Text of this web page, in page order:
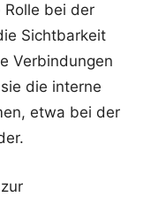
bei der
Sichtbarkeit
Verbindungen
die interne
etwa bei der